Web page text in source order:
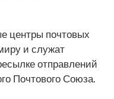
центры почтовых
и служат
отправлений
Почтового Союза.